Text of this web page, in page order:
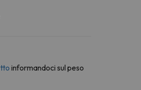
informandoci sul peso